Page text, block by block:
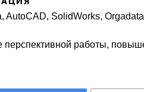
AutoCAD, SolidWorks,
перспективной работы,